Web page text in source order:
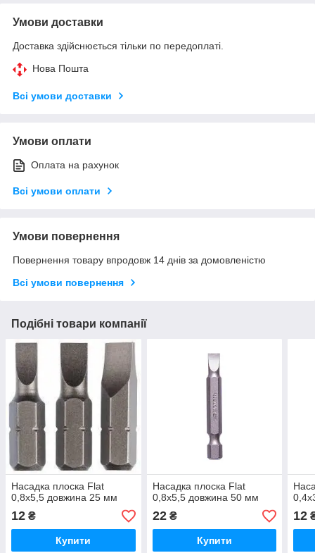
Умови доставки
Доставка здійснюється тільки по передоплаті.
Нова Пошта
Всі умови доставки
Умови оплати
Оплата на рахунок
Всі умови оплати
Умови повернення
Повернення товару впродовж 14 днів за домовленістю
Всі умови повернення
Подібні товари компанії
Насадка плоска Flat
0,8х5,5 довжина 25 мм
12 ₴
Купити
Насадка плоска Flat
0,8х5,5 довжина 50 мм
22₴
Купити
12